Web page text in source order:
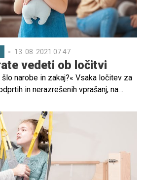
13. 08. 2021 07.47
vedeti ob ločitvi
šlo narobe in zakaj?« Vsaka ločitev za
in nerazrešenih vprašanj, na
povsem jasni in vzbujajo
od žalosti, jeze, strahu in podobno.
da je treba iti naprej, ne glede na
če so vpleteni tudi otroci, ampak
preberete v nadaljevanju.